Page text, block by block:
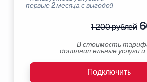
первые 2 месяца с выгодой
1 200 рублей
В стоимость
дополнительные услуги и
Подключить